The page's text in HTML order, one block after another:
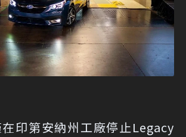
印第安納州工廠停止Legacy